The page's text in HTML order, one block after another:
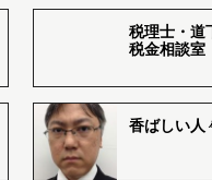
税理士・道
税金相談室
香ばしい